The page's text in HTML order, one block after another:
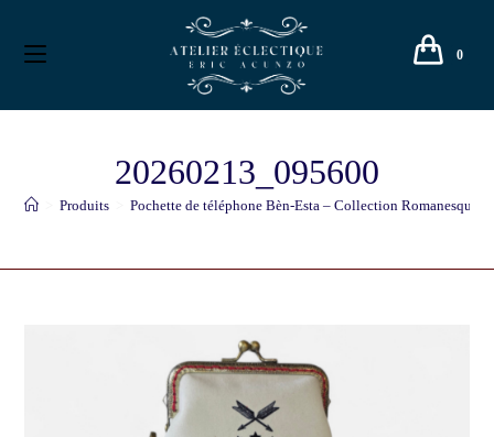
0
20260213_095600
Produits Pochette de téléphone Bèn-Esta – Collection Romanesque